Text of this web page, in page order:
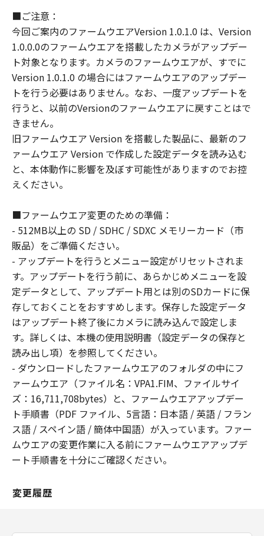
使用不能から生ずるいかなる損害（逸失利
益およびその他の派生的または付随的な損
害を含むがこれらに限定されない）につい
ても一切責任を負わないものとします。た
とえ、キヤノン、キヤノンの子会社、それ
らの販売代理店および販売店がかかる損害
の可能性について知らされていた場合でも
同様です。
(3) キヤノン、キヤノンの子会社、それらの
販売代理店および販売店、並びに、その他
「許諾ソフトウェア」の取扱者および頒布
者は、「許諾ソフトウェア」の使用に起因
じるいかなる紛争についても、一切責任を
負わないものとします。
契約期間
(1) 本契約は、お客様が、『ダウンロード
開始』のボタンをクリックした時点で発効
し、下記(2)または(3)により終了されるま
で有効に存続します。
(2) お客様は、お客様が所有するキヤノン
の当該製品にインストールされた「許諾ソ
フトウェア」を消去することにより、本契
約を終了させることができます。
(3) お客様が本契約のいずれかの条項に違
反した場合、本契約は直ちに終了します。
(4) お客様は、上記(3) による本契約の終了
後直ちにすべての「許諾ソフトウェア」を
消去するものとします。
本契約のいかなる条項が無効となった場合
■ご注意：
今回ご案内のファームウエアVersion 1.0.1.0 は、Version
1.0.0.0のファームウエアを搭載したカメラがアップデー
ト対象となります。カメラのファームウエアが、すでに
Version 1.0.1.0 の場合にはファームウエアのアップデー
トを行う必要はありません。なお、一度アップデートを
行うと、以前のVersionのファームウエアに戻すことはで
きません。
旧ファームウエア Version を搭載した製品に、最新のフ
ァームウエア Version で作成した設定データを読み込む
と、本体動作に影響を及ぼす可能性がありますのでお控
えください。
■ファームウエア変更のための準備：
- 512MB以上の SD / SDHC / SDXC メモリーカード（市
販品）をご準備ください。
- アップデートを行うとメニュー設定がリセットされま
す。アップデートを行う前に、あらかじめメニューを設
定データとして、アップデート用とは別のSDカードに保
存しておくことをおすすめします。保存した設定データ
はアップデート終了後にカメラに読み込んで設定しま
す。詳しくは、本機の使用説明書（設定データの保存と
読み出し項）を参照してください。
- ダウンロードしたファームウエアのフォルダの中にフ
ァームウエア（ファイル名：VPA1.FIM、ファイルサイ
ズ：16,711,708bytes）と、ファームウエアアップデー
ト手順書（PDF ファイル、5言語：日本語 / 英語 / フラン
ス語 / スペイン語 / 簡体中国語）が入っています。ファー
ムウエアの変更作業に入る前にファームウエアアップデ
ート手順書を十分にご確認ください。
変更履歴